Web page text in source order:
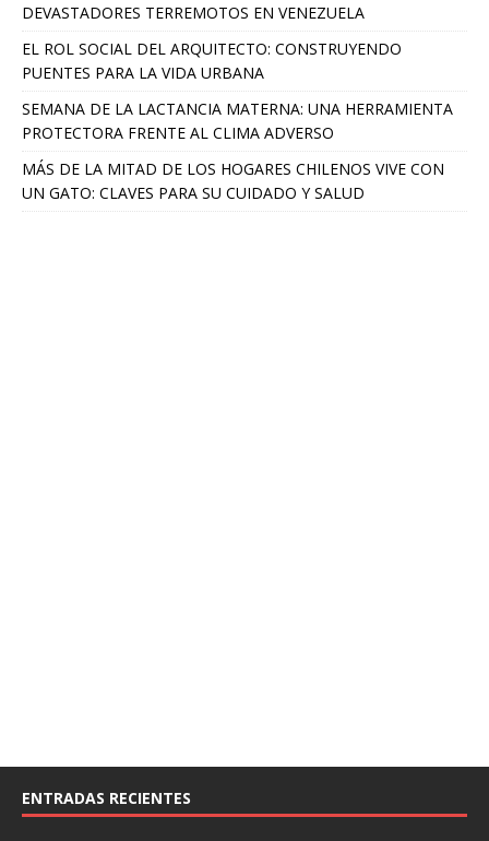
DEVASTADORES TERREMOTOS EN VENEZUELA
EL ROL SOCIAL DEL ARQUITECTO: CONSTRUYENDO
PUENTES PARA LA VIDA URBANA
SEMANA DE LA LACTANCIA MATERNA: UNA HERRAMIENTA
PROTECTORA FRENTE AL CLIMA ADVERSO
MÁS DE LA MITAD DE LOS HOGARES CHILENOS VIVE CON
UN GATO: CLAVES PARA SU CUIDADO Y SALUD
ENTRADAS RECIENTES